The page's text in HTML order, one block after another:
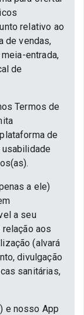
relativo ao
de vendas,
entrada,
de
Termos de
de
a ele)
a seu
relação aos
(alvará
divulgação
sanitárias,
e nosso App